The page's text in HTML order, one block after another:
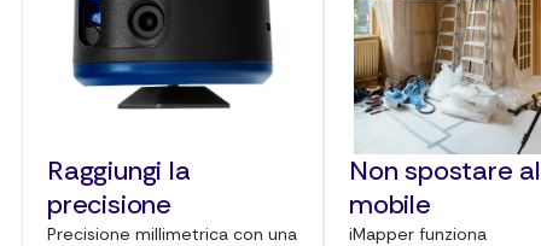
Raggiungi la
precisione
Precisione millimetrica con una
Non spostare
mobile
iMapper funziona